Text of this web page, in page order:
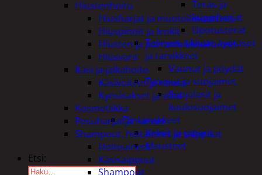
Teräs ja
kuppiharjat
Upotusterät
Telineet, tikkaat, työtasot
ja tarvikkeet
Vaunut ja pöydät
Työasut ja suojaimet
Suojalasit ja
kuulosuojaimet
Elintarvikkeet
Keksit ja piparit
Mausteet
Etsi:
Hiustenhoito
Hiusharjat ja muotoilutuotteet
Hiuspinnit ja lenkit
Hiusten ja parranleikkuukoneet
Hiusvärit
Käsi ja jalkahoito
Käsivoiteet ja rasvat
Kynsisakset ja viilat
Kosmetiikka
Pesuharjat ja -sienet
Shampoot, hoitaineet ja saippuat
Hoitoaineet
Käsisaippuat
Shampoot